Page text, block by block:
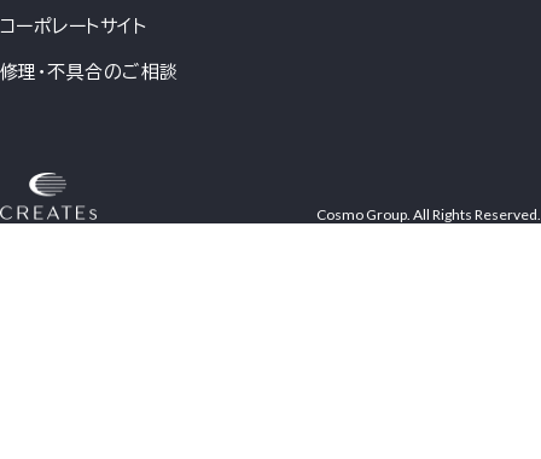
コーポレートサイト
修理・不具合のご相談
Cosmo Group. All Rights Reserved.